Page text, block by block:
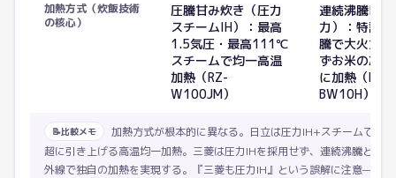
加熱方式（炊飯技術
の核心）
圧騰甘み炊き（圧力
スチームIH）：最高
1.5気圧・最高111℃
スチームで均一高温
加熱（RZ-
W100JM）
連続沸騰IH
力）：特許
騰で大火力
ずお米の芯
に加熱（NJ-
BW10H）
📝比較メモ
加熱方式が根本的に異なる。日立は圧力IH+スチームで沸
超に引き上げる高温均一加熱。三菱は圧力IHを採用せず、連続沸騰と本
外線で独自の加熱を実現する。『三菱も圧力IH』という誤解に注意——三